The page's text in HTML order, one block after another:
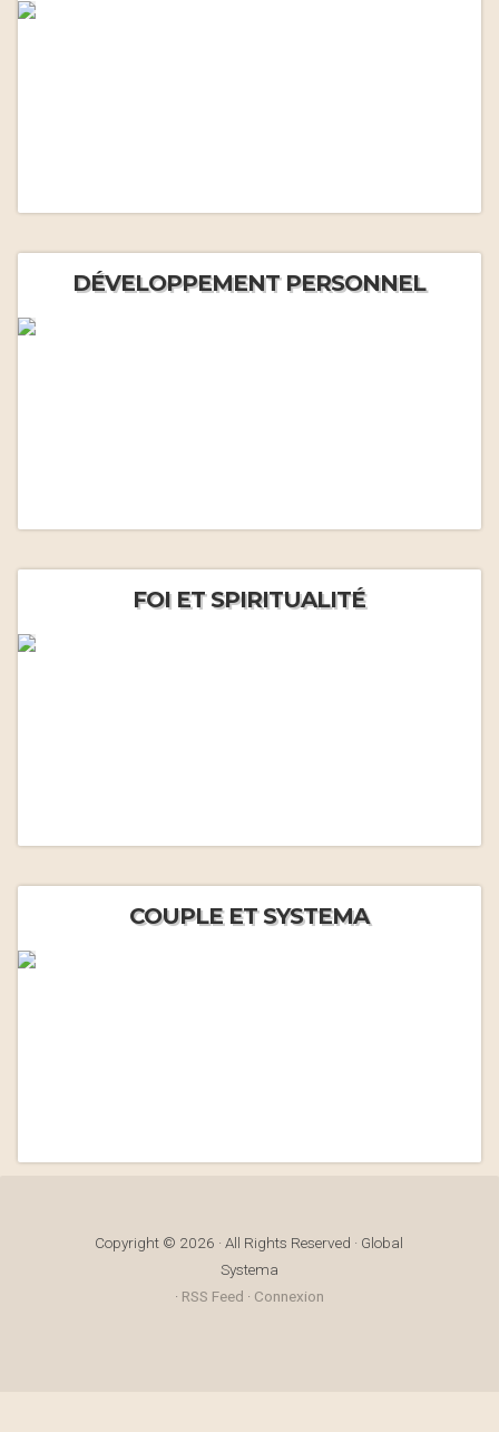
DÉVELOPPEMENT PERSONNEL
FOI ET SPIRITUALITÉ
COUPLE ET SYSTEMA
Copyright © 2026 · All Rights Reserved · Global
Systema
· RSS Feed · Connexion